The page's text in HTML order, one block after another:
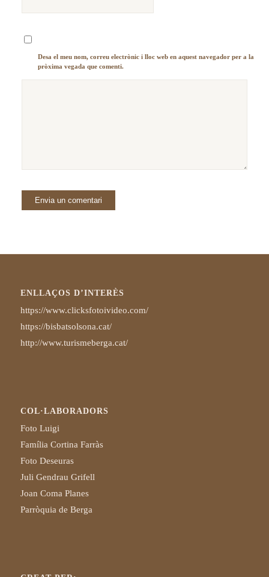
Desa el meu nom, correu electrònic i lloc web en aquest navegador per a la
pròxima vegada que comenti.
ENLLAÇOS D’INTERÈS
https://www.clicksfotoivideo.com/
https://bisbatsolsona.cat/
http://www.turismeberga.cat/
COL·LABORADORS
Foto Luigi
Família Cortina Farràs
Foto Deseuras
Juli Gendrau Grifell
Joan Coma Planes
Parròquia de Berga